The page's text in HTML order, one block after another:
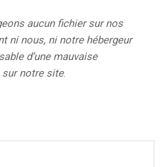
aucun fichier sur nos
ni nous, ni notre hébergeur
d’une mauvaise
notre site.